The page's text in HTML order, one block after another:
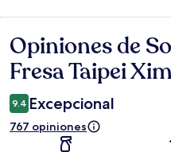
Opiniones
Opiniones de
Fresa Taipei
9.4 Excepcional
767 opiniones